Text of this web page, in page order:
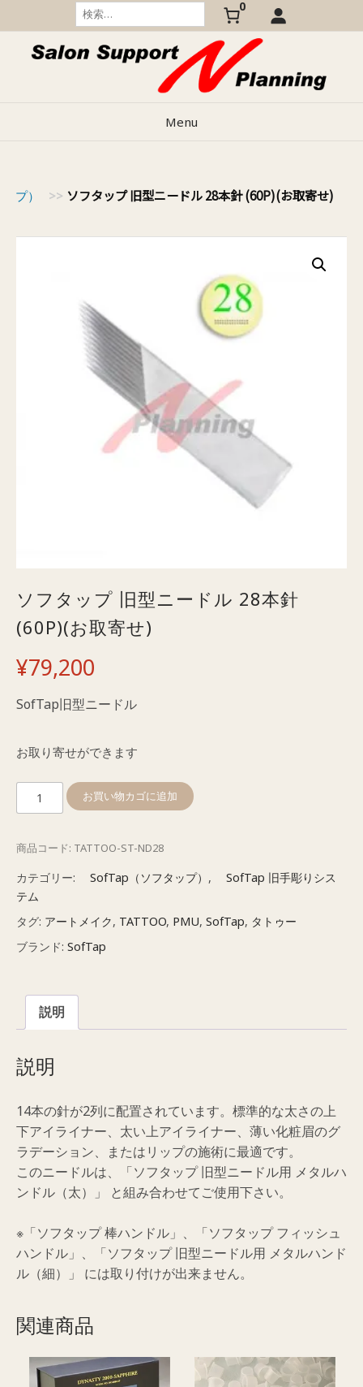
to
content
検
索:
0
Menu
プ） >> ソフタップ 旧型ニードル 28本針 (60P)(お取寄せ)
ソフタップ 旧型ニードル 28本針
(60P)(お取寄せ)
¥79,200
SofTap旧型ニードル
お取り寄せができます
フ
ッ
プ
旧
型
ニ
ー
ル
本
針
(60P)
取
寄
せ)
個
お買い物カゴに追加
商品コード: TATTOO-ST-ND28
カテゴリー: SofTap（ソフタップ） ,
SofTap 旧手彫りシス
テム
タグ: アートメイク, TATTOO, PMU, SofTap, タトゥー
ブランド: SofTap
説明
説明
14本の針が2列に配置されています。標準的な太さの上
下アイライナー、太い上アイライナー、薄い化粧眉のグ
ラデーション、またはリップの施術に最適です。
このニードルは、「ソフタップ 旧型ニードル用 メタルハ
ンドル（太）」 と組み合わせてご使用下さい。
※「ソフタップ 棒ハンドル」、「ソフタップ フィッシュ
ハンドル」、「ソフタップ 旧型ニードル用 メタルハンド
ル（細）」 には取り付けが出来ません。
関連商品